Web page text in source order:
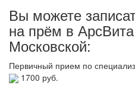
Вы можете
на прём в
Московской:
Первичный прием по
1700 руб.